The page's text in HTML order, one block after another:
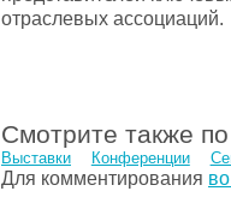
отраслевых ассоциаций.
Смотрите также
Выставки Конференции
Для комментирования